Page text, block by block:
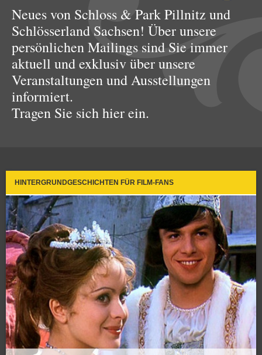
Neues von Schloss & Park Pillnitz und
Schlösserland Sachsen! Über unsere
persönlichen Mailings sind Sie immer
aktuell und exklusiv über unsere
Veranstaltungen und Ausstellungen
informiert.
Tragen Sie sich hier ein.
HINTERGRUNDGESCHICHTEN FÜR FILM-FANS